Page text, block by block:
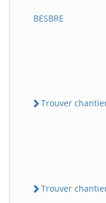
BESBRE
Trouver
Trouver